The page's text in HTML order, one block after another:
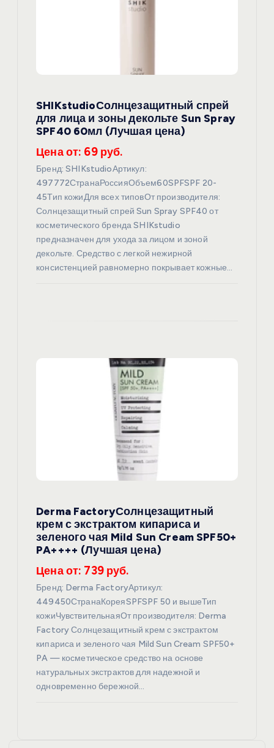
SHIKstudioСолнцезащитный спрей
для лица и зоны декольте Sun Spray
SPF40 60мл (Лучшая цена)
Цена от: 69 руб.
Бренд: SHIKstudioАртикул:
497772СтранаРоссияОбъем60SPFSPF 20-
45Тип кожиДля всех типовОт производителя:
Солнцезащитный спрей Sun Spray SPF40 от
косметического бренда SHIKstudio
предназначен для ухода за лицом и зоной
декольте. Средство с легкой нежирной
консистенцией равномерно покрывает кожные…
Derma FactoryСолнцезащитный
крем с экстрактом кипариса и
зеленого чая Mild Sun Cream SPF50+
PA++++ (Лучшая цена)
Цена от: 739 руб.
Бренд: Derma FactoryАртикул:
449450СтранаКореяSPFSPF 50 и вышеТип
кожиЧувствительнаяОт производителя: Derma
Factory Солнцезащитный крем с экстрактом
кипариса и зеленого чая Mild Sun Cream SPF50+
PA — косметическое средство на основе
натуральных экстрактов для надежной и
одновременно бережной…